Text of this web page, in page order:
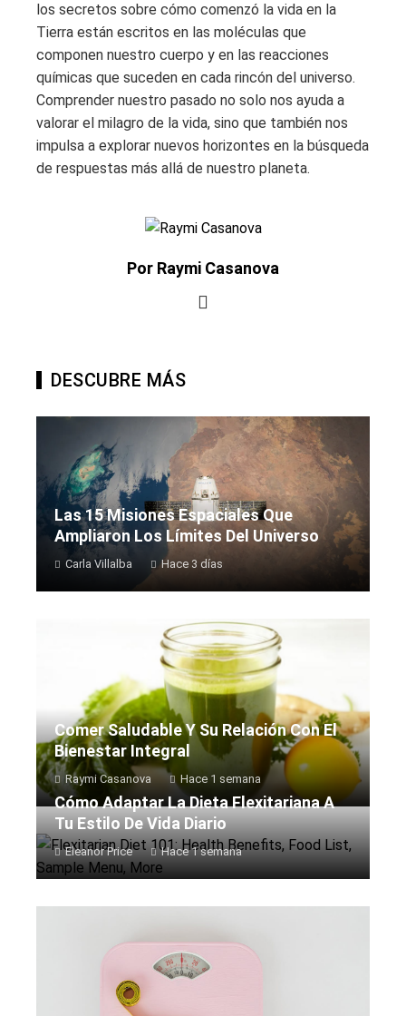
los secretos sobre cómo comenzó la vida en la
Tierra están escritos en las moléculas que
componen nuestro cuerpo y en las reacciones
químicas que suceden en cada rincón del universo.
Comprender nuestro pasado no solo nos ayuda a
valorar el milagro de la vida, sino que también nos
impulsa a explorar nuevos horizontes en la búsqueda
de respuestas más allá de nuestro planeta.
Por Raymi Casanova
DESCUBRE MÁS
Las 15 Misiones Espaciales Que
Ampliaron Los Límites Del Universo
Carla Villalba Hace 3 días
Comer Saludable Y Su Relación Con El
Bienestar Integral
Raymi Casanova Hace 1 semana
Cómo Adaptar La Dieta Flexitariana A
Tu Estilo De Vida Diario
Eleanor Price Hace 1 semana